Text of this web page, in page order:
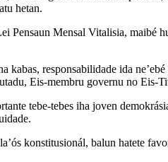
hetan.
Mensal Vitalisia, maibé
kabas, responsabilidade ida
Eis-membru governu no Eis-
tebe-tebes iha joven
konstitusionál, balun hatete